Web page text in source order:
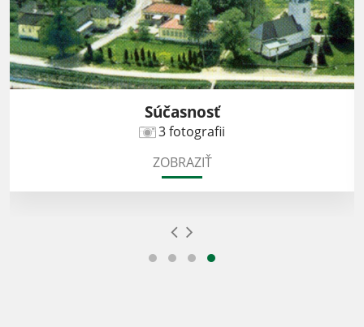
Súčasnosť
3 fotografii
ZOBRAZIŤ